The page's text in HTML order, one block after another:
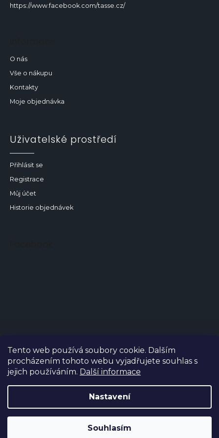
Tento web používá soubory cookie. Dalším
procházením tohoto webu vyjadřujete souhlas s
jejich používáním. Další informace
Nastavení
Souhlasím
v
https://www.facebook.com/tasse.cz/
O nás
Vše o nákupu
Kontakty
Moje objednávka
Uživatelské prostředí
Přihlásit se
Registrace
Můj účet
Historie objednávek
Copyright 2026Tasse.cz. Všechna práva vyhrazena.
Grafický návrh vytvořil a na Shoptet implementoval
Tomáš Hlad&techka s.r.o.